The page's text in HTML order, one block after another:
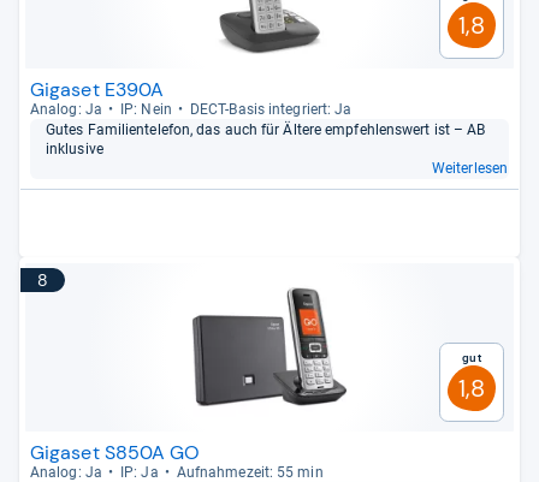
1,8
Gigaset E390A
Ana­log: Ja IP: Nein
DECT-​Basis inte­griert: Ja
Gutes Fami­li­en­te­le­fon, das auch für Ältere emp­feh­lens­wert ist – AB
inklu­sive
Weiterlesen
8
Gut
1,8
Gigaset S850A GO
Ana­log: Ja IP: Ja
Auf­nah­me­zeit: 55 min